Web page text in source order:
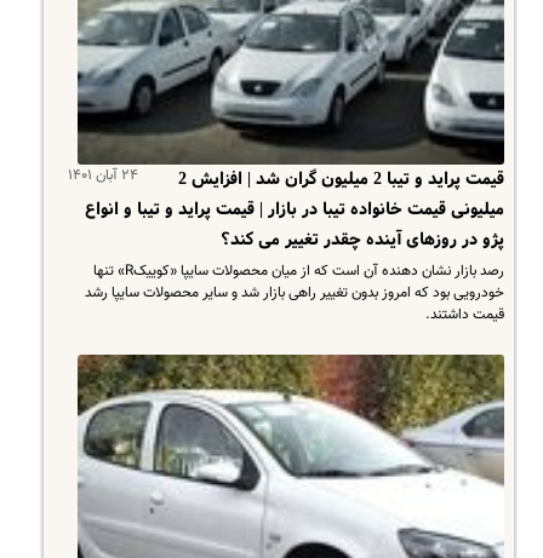
۲۴ آبان ۱۴۰۱
قیمت پراید و تیبا 2 میلیون گران شد | افزایش 2
میلیونی قیمت خانواده تیبا در بازار | قیمت پراید و تیبا و انواع
پژو در روزهای آینده چقدر تغییر می کند؟
رصد بازار نشان دهنده آن است که از میان محصولات سایپا «کوییکR» تنها
خودرویی بود که امروز بدون تغییر راهی بازار شد و سایر محصولات سایپا رشد
قیمت داشتند.